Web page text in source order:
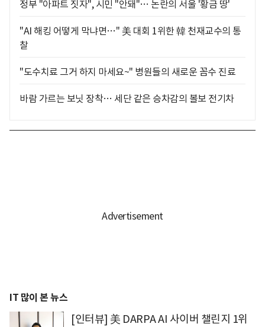
정부 "아파트 짓자", 시민 "안돼"… 논란의 서울 '황금 땅'
"AI 해킹 어떻게 막냐면…" 美 대회 1위한 韓 천재교수의 통
찰
"도수치료 그거 하지 마세요~" 병원들의 새로운 꼼수 진료
바람 가르는 보닛 장착… 세단 같은 승차감의 볼보 전기차
IT 많이 본 뉴스
[인터뷰] 美 DARPA AI 사이버 챌린지 1위